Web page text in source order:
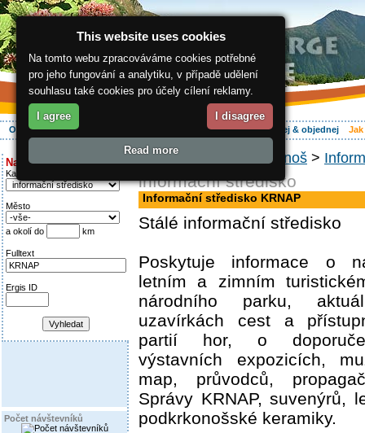
O regionu Aktivně Ubytování Hledej & objednej
Najděte si:
Kategorie
Město
a okolí do km
Fulltext
Ergis ID
Počet návštevníků
ergis.cz Jak do Krkonoš >
informační středisko
Informační středisko KRNAP
Stálé informační středisko
Poskytuje informace o
letním a zimním
národního parku,
uzavírkách cest a
partií hor, o
výstavních expozicích,
map, průvodců,
Správy KRNAP, suvenýrů,
podkrkonošské keramiky.
This website uses cookies
Na tomto webu zpracováváme cookies potřebné
pro jeho fungování a analytiku, v případě udělení
souhlasu také cookies pro účely cílení reklamy.
I agree I disagree
Read more